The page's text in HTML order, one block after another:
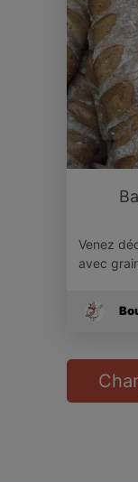
Venez
avec